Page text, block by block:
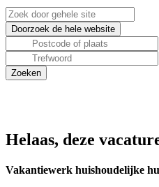
Helaas, deze
Vakantiewerk huishoudelijke